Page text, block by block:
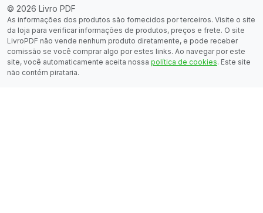
© 2026 Livro PDF
As informações dos produtos são fornecidos por terceiros. Visite o site
da loja para verificar informações de produtos, preços e frete. O site
LivroPDF não vende nenhum produto diretamente, e pode receber
comissão se você comprar algo por estes links. Ao navegar por este
site, você automaticamente aceita nossa política de cookies. Este site
não contém pirataria.